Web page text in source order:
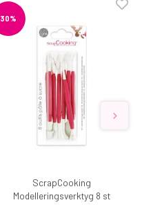
30%
ScrapCooking
Modelleringsverktyg 8 st